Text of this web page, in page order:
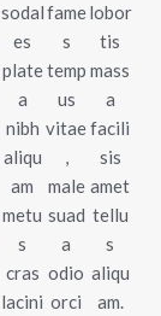
sodal
es
plate
a
nibh
aliqu
am
metu
s
cras
lacini
fame
s
temp
us
vitae
,
male
suad
a
odio
orci
lobor
tis
mass
a
facili
sis
amet
tellu
s
aliqu
am.